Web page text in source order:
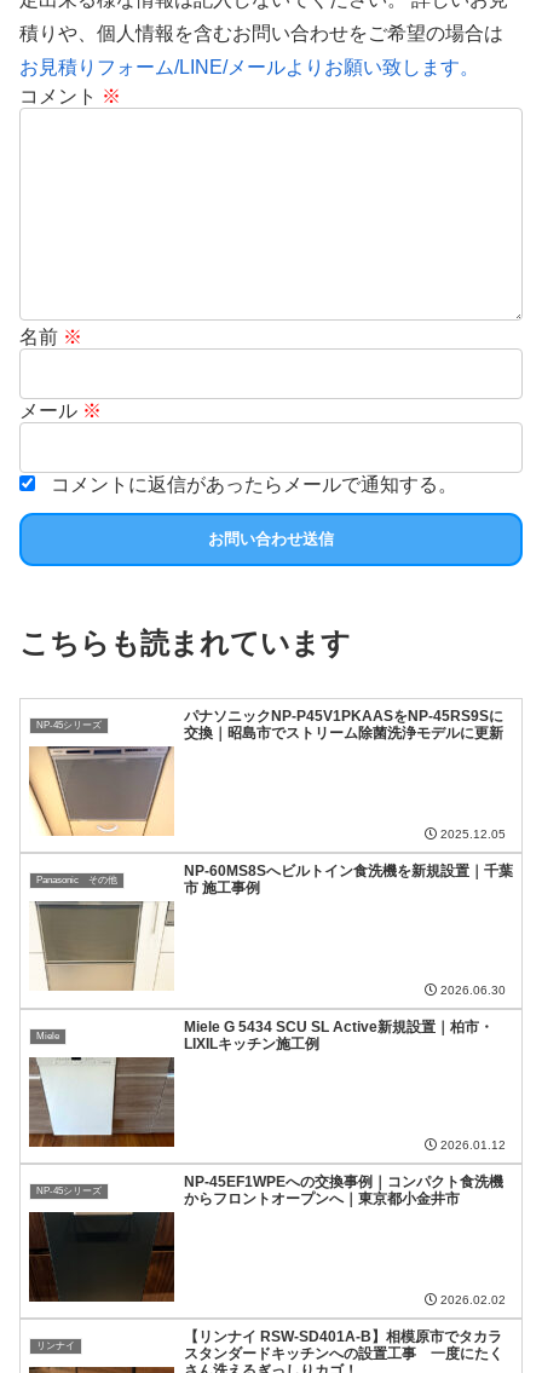
積りや、個人情報を含むお問い合わせをご希望の場合は
お見積りフォーム/LINE/メールよりお願い致します。
コメント ※
名前 ※
メール ※
コメントに返信があったらメールで通知する。
こちらも読まれています
NP-45シリーズ
パナソニックNP-P45V1PKAASをNP-45RS9Sに
交換｜昭島市でストリーム除菌洗浄モデルに更新
2025.12.05
Panasonic その他
NP-60MS8Sへビルトイン食洗機を新規設置｜千葉
市 施工事例
2026.06.30
Miele
Miele G 5434 SCU SL Active新規設置｜柏市・
LIXILキッチン施工例
2026.01.12
NP-45シリーズ
NP-45EF1WPEへの交換事例｜コンパクト食洗機
からフロントオープンへ｜東京都小金井市
2026.02.02
リンナイ
【リンナイ RSW-SD401A-B】相模原市でタカラ
スタンダードキッチンへの設置工事 一度にたく